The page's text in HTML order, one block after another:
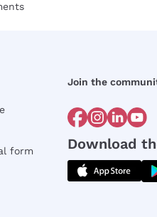
form
Join the
Download